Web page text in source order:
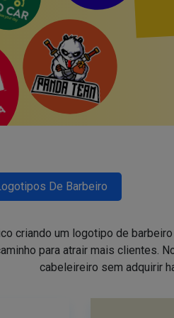
De Barbeiro
criando um logotipo de
para atrair mais
cabeleireiro sem adquirir